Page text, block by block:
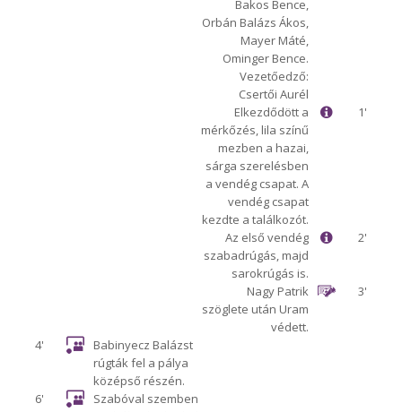
Bakos Bence,
Orbán Balázs Ákos,
Mayer Máté,
Ominger Bence.
Vezetőedző:
Csertői Aurél
1'
Elkezdődött a
mérkőzés, lila színű
mezben a hazai,
sárga szerelésben
a vendég csapat. A
vendég csapat
kezdte a találkozót.
2'
Az első vendég
szabadrúgás, majd
sarokrúgás is.
3'
Nagy Patrik
szöglete után Uram
védett.
4'
Babinyecz Balázst
rúgták fel a pálya
középső részén.
6'
Szabóval szemben